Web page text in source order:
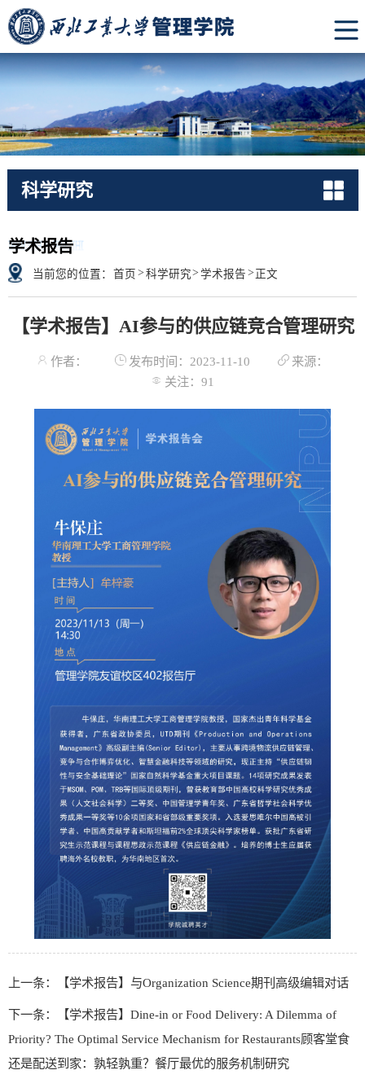
科学研究
学术报告
RESEARCH
当前您的位置： 首页 > 科学研究> 学术报告 > 正文
【学术报告】AI参与的供应链竞合管理研究
作者： 发布时间：2023-11-10
来源：
关注： 91
上一条：【学术报告】与Organization Science期刊高级编辑对话
下一条：【学术报告】Dine-in or Food Delivery: A Dilemma of
Priority? The Optimal Service Mechanism for Restaurants顾客堂食
还是配送到家：孰轻孰重？餐厅最优的服务机制研究